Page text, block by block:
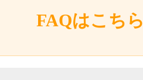
FAQはこちら